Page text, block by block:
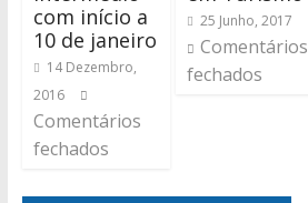
com início a
10 de janeiro
14 Dezembro,
2016
Comentários
fechados
25 Junho, 2017
Comentários
fechados